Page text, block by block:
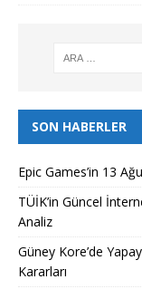
SON HABERLER
Epic Games’in 13
TÜİK’in Güncel
Analiz
Güney Kore’de
Kararları